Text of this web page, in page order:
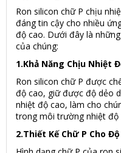
Ron silicon chữ P chịu
đáng tin cậy cho nhiều
độ cao. Dưới đây là
của chúng:
1.Khả Năng Chịu Nhiệt
Ron silicon chữ P được
độ cao, giữ được độ dẻo
nhiệt độ cao, làm cho
trong môi trường nhiệt độ
2.Thiết Kế Chữ P Cho